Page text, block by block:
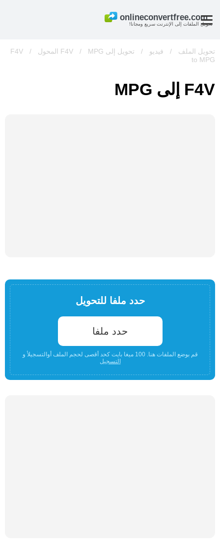
تحويل الملفات إلى الإنترنت سريع ومجانا!
تحويل الملف / فيديو / تحويل إلى F4V / MPG المحول /
F4V
to MPG
F4V إلى MPG
حدد ملفا للتحويل
حدد ملفا
قم بوضع الملفات هنا. 100 ميغا بايت كحد أقصى لحجم الملف أوالتسجيلأ و
التسجيل